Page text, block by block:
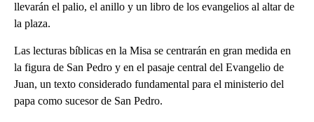
llevarán el palio, el anillo y un libro de los evangelios al altar de
la plaza.
Las lecturas bíblicas en la Misa se centrarán en gran medida en
la figura de San Pedro y en el pasaje central del Evangelio de
Juan, un texto considerado fundamental para el ministerio del
papa como sucesor de San Pedro.